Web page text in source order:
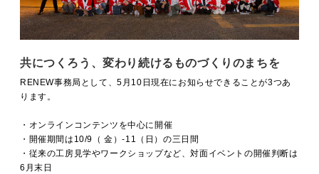
共につくろう、変わり続けるものづくりのまちを
RENEW事務局として、5月10日現在にお知らせできることが3つあ
ります。
・オンラインコンテンツを中心に開催
・開催期間は10/9（ 金）-11（日）の三日間
・従来の工房見学やワークショップなど、対面イベントの開催判断は
6月末日